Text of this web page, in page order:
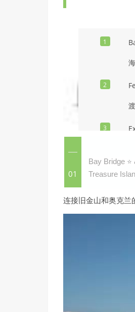
1
2
3
4
5
01
Bay Bridge ⭐️
Treasure
连接旧金山和奥克兰